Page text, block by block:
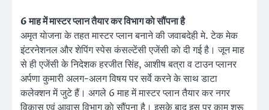
6 माह में मास्टर प्लान तैयार कर विभाग काे सौंपना है
अमृत याेजना के तहत मास्टर प्लान बनाने की जवाबदेही मे. टेक मेक
इंटरनेशनल और शेपिंग स्पेस कंसल्टेंसी एजेंसी काे दी गई है। जून माह
से ही एजेंसी के निदेशक हरजीत सिंह, आशीष बत्रा व टाउन प्लानर
अर्पणा कुमारी अलग-अलग विषय पर सर्वे करने के साथ डाटा
कलेक्शन में जुटे हैं। अगले 6 माह में मास्टर प्लान तैयार कर नगर